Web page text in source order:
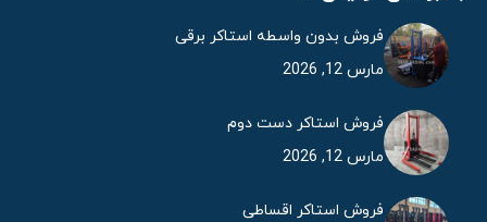
فروش بدون واسطه استاکر برقی
مارس 12, 2026
فروش استاکر دست دوم
مارس 12, 2026
فروش استاکر اقساطی